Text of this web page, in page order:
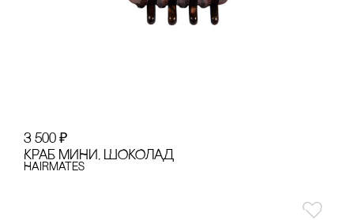
3 500 ₽
КРАБ МИНИ, ШОКОЛАД
Hairmates